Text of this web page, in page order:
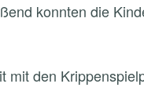
konnten die
den